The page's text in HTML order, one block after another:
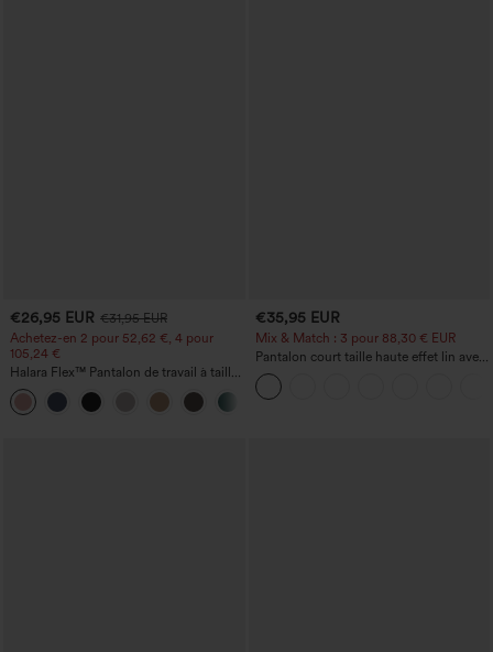
€26,95 EUR €31,95 EUR
Achetez-en 2 pour 52,62 €, 4 pour
105,24 €
Halara Flex™ Pantalon de travail à taille
haute, jambe large, avec poches, en
maille gaufrée
€35,95 EUR
Mix & Match : 3 pour 88,30 € EUR
Pantalon court taille haute effet lin avec
poche zippée